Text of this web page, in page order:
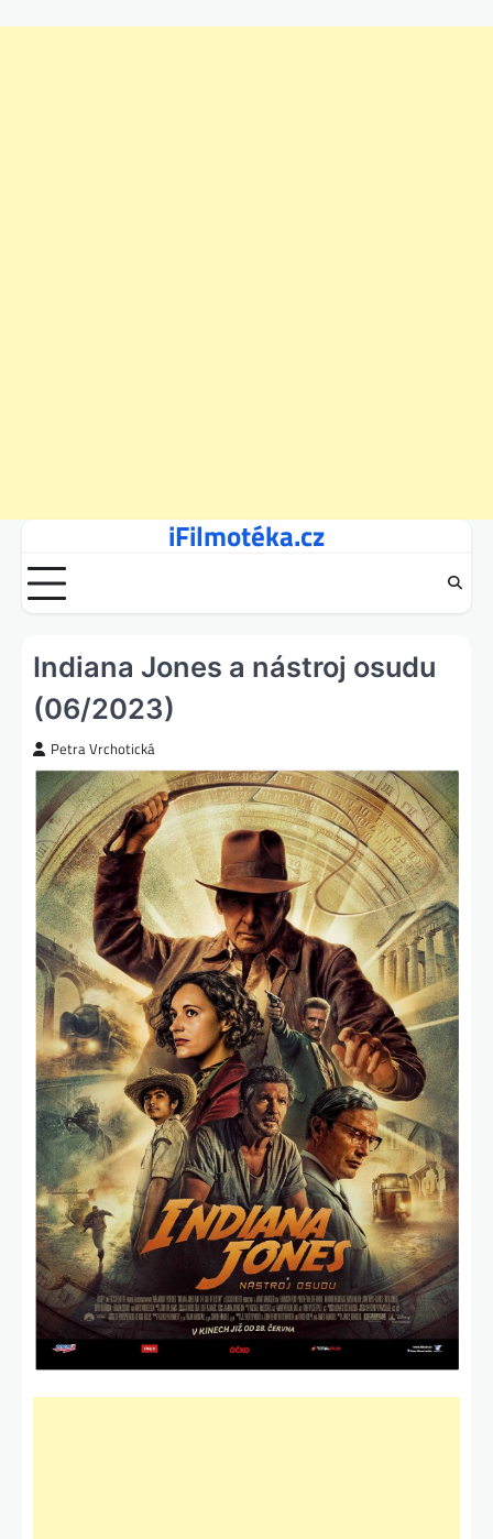
content
iFilmotéka.cz
Indiana Jones a nástroj osudu
(06/2023)
Petra Vrchotická